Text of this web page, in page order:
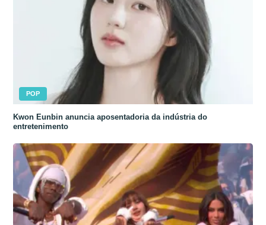
POP
Kwon Eunbin anuncia aposentadoria da indústria do
entretenimento